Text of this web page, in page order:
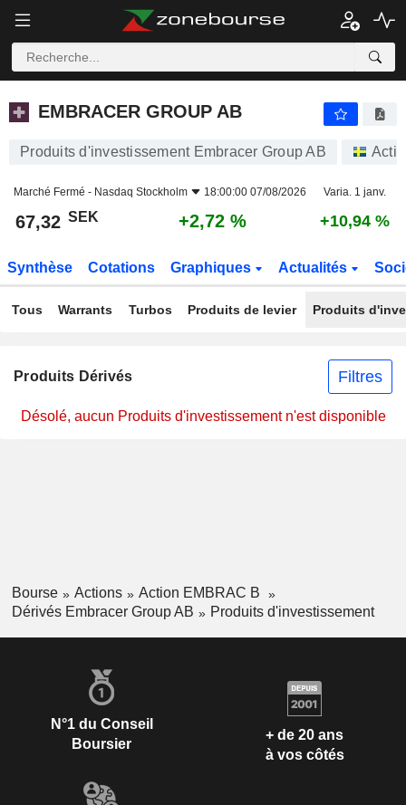
EMBRACER GROUP AB
EMBRACER GROUP AB
Produits d'investissement Embracer Group AB
Marché Fermé - Nasdaq Stockholm 18:00:00 07/08/2026 Varia. 1 janv.
67,32 SEK +2,72 % +10,94 %
Synthèse Cotations Graphiques Actualités
Tous Warrants Turbos Produits de levier Produits
Produits Dérivés Filtres
Désolé, aucun Produits d'investissement n'est disponible
Bourse Actions
Action EMBRAC B
Dérivés Embracer Group AB
Produits d'investissement
N°1 du Conseil
Boursier
+ de 20 ans
à vos côtés